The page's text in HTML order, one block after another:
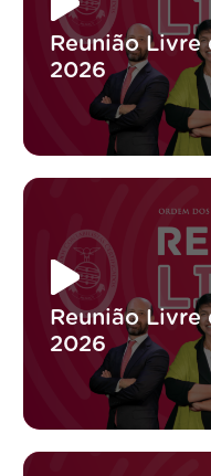
Reunião Livre
2026
Reunião Livre
2026